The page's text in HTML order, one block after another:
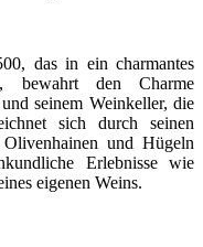
das in ein charmantes
bewahrt den Charme
seinem Weinkeller, die
sich durch seinen
und Hügeln
Erlebnisse wie
eigenen Weins.